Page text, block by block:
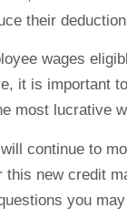
their
wages
it is important
most lucrative
continue to
new credit
you